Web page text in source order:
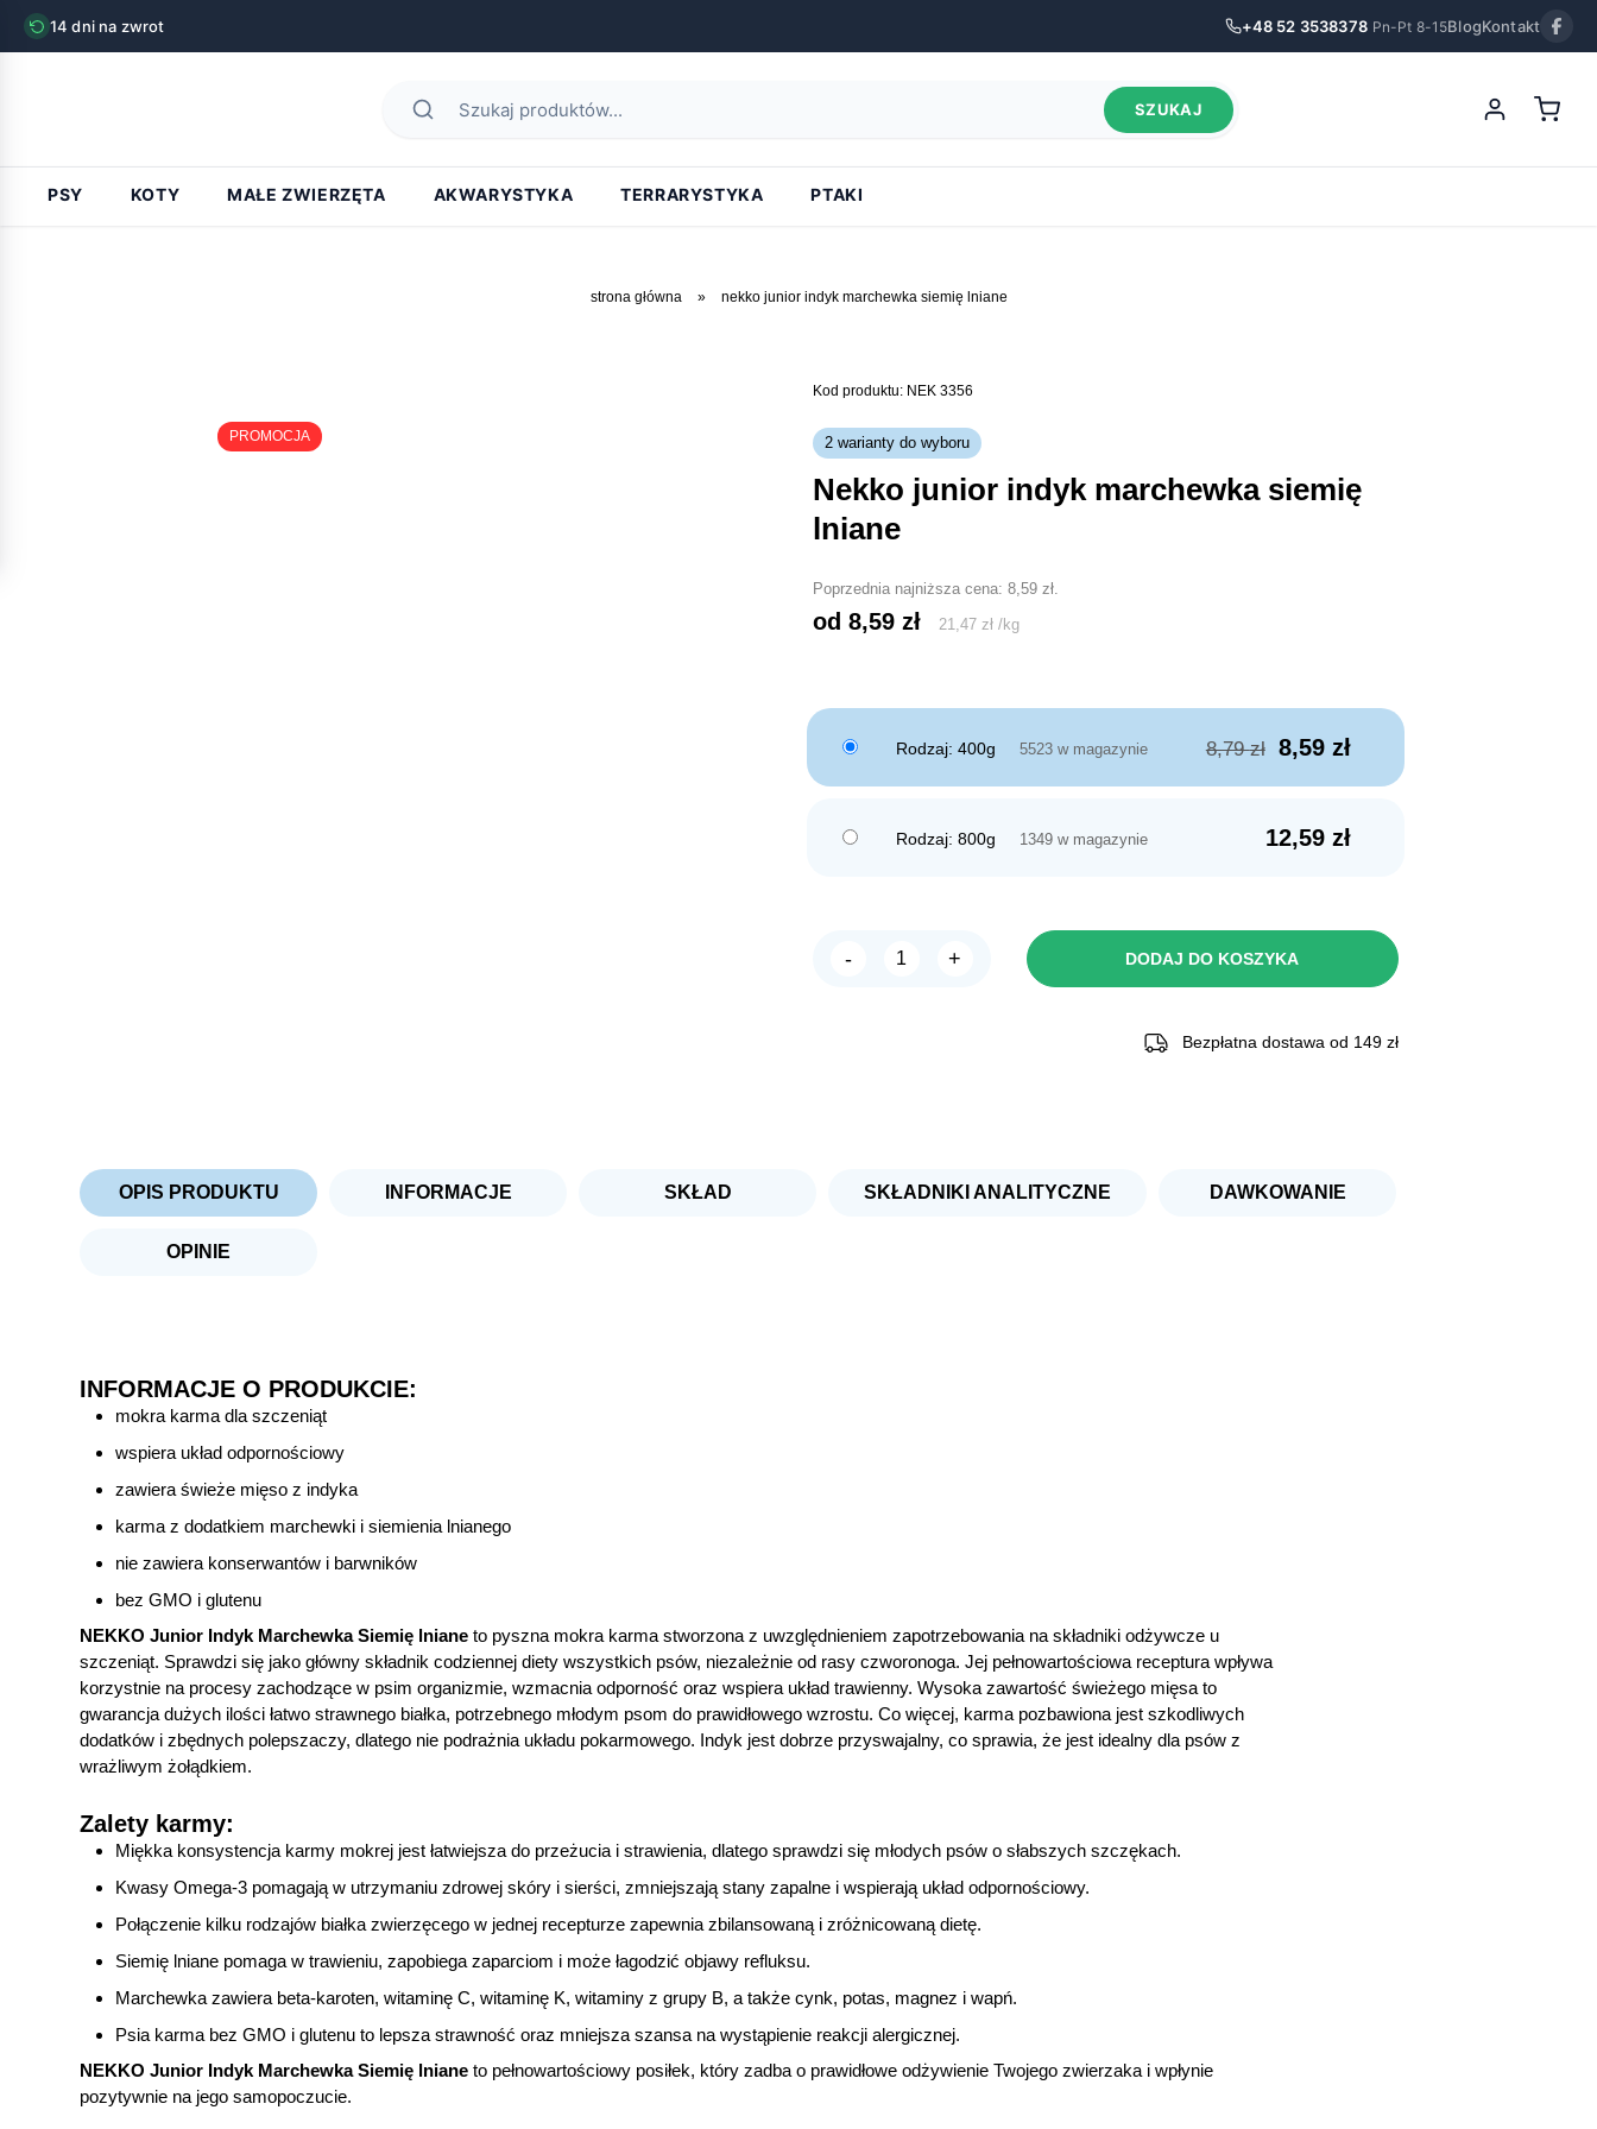
14 dni na zwrot +48 52 3538378 Pn-Pt 8-15BlogKontakt
SZUKAJ
PSY KOTY MAŁE ZWIERZĘTA AKWARYSTYKA TERRARYSTYKA PTAKI
strona główna » nekko junior indyk marchewka siemię lniane
PROMOCJA
Kod produktu: NEK 3356
2 warianty do wyboru
nekko junior indyk marchewka siemię
lniane
Poprzednia najniższa cena: 8,59 zł.
od 8,59 zł 21,47 zł /kg
Rodzaj: 400g 8,79zł Pierwotna
8,79 zł.
8,59 złAktualna
cena
8,59 zł.
5523 w magazynie
Rodzaj: 800g 12,59 zł
1349 w magazynie
-
ilość
+ DODAJ DO KOSZYKA
Bezpłatna dostawa od 149 zł
OPIS PRODUKTU INFORMACJE SKŁAD SKŁADNIKI ANALITYCZNE DAWKOWANIE
OPINIE
INFORMACJE O PRODUKCIE:
mokra karma dla szczeniąt
wspiera układ odpornościowy
zawiera świeże mięso z indyka
karma z dodatkiem marchewki i siemienia lnianego
nie zawiera konserwantów i barwników
bez GMO i glutenu
NEKKO Junior Indyk Marchewka Siemię lniane to pyszna mokra karma stworzona z uwzględnieniem zapotrzebowania na składniki odżywcze u
szczeniąt. Sprawdzi się jako główny składnik codziennej diety wszystkich psów, niezależnie od rasy czworonoga. Jej pełnowartościowa receptura wpływa
korzystnie na procesy zachodzące w psim organizmie, wzmacnia odporność oraz wspiera układ trawienny. Wysoka zawartość świeżego mięsa to
gwarancja dużych ilości łatwo strawnego białka, potrzebnego młodym psom do prawidłowego wzrostu. Co więcej, karma pozbawiona jest szkodliwych
dodatków i zbędnych polepszaczy, dlatego nie podrażnia układu pokarmowego. Indyk jest dobrze przyswajalny, co sprawia, że jest idealny dla psów z
wrażliwym żołądkiem.
Zalety karmy:
Miękka konsystencja karmy mokrej jest łatwiejsza do przeżucia i strawienia, dlatego sprawdzi się młodych psów o słabszych szczękach.
Kwasy Omega-3 pomagają w utrzymaniu zdrowej skóry i sierści, zmniejszają stany zapalne i wspierają układ odpornościowy.
Połączenie kilku rodzajów białka zwierzęcego w jednej recepturze zapewnia zbilansowaną i zróżnicowaną dietę.
Siemię lniane pomaga w trawieniu, zapobiega zaparciom i może łagodzić objawy refluksu.
Marchewka zawiera beta-karoten, witaminę C, witaminę K, witaminy z grupy B, a także cynk, potas, magnez i wapń.
Psia karma bez GMO i glutenu to lepsza strawność oraz mniejsza szansa na wystąpienie reakcji alergicznej.
NEKKO Junior Indyk Marchewka Siemię lniane to pełnowartościowy posiłek, który zadba o prawidłowe odżywienie Twojego zwierzaka i wpłynie
pozytywnie na jego samopoczucie.